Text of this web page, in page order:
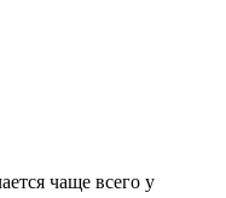
чаще всего у